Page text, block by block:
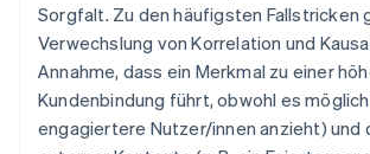
Sorgfalt. Zu den häufigsten Fallstricken
Verwechslung von Korrelation und
Annahme, dass ein Merkmal zu einer
Kundenbindung führt, obwohl es
engagiertere Nutzer/innen anzieht) und